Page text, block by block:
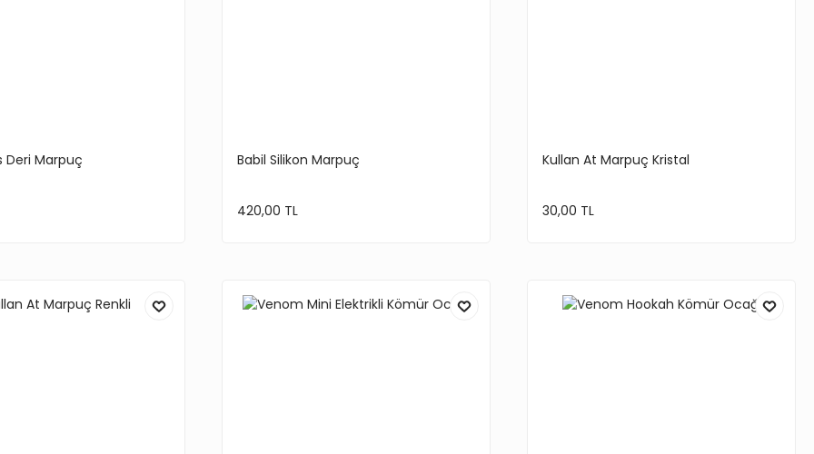
Deri Marpuç Babil Silikon Marpuç
420,00 TL
Kullan At Marpuç Kristal
30,00 TL